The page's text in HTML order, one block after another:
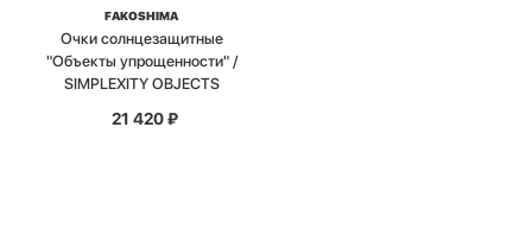
FAKOSHIMA
Очки солнцезащитные
"Объекты упрощенности" /
SIMPLEXITY OBJECTS
21 420₽